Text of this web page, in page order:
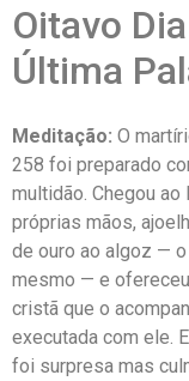
Oitavo
Última
Meditação: O
258 foi preparado
multidão. Chegou
próprias mãos,
de ouro ao algoz —
mesmo — e
cristã que o
executada com ele.
foi surpresa mas